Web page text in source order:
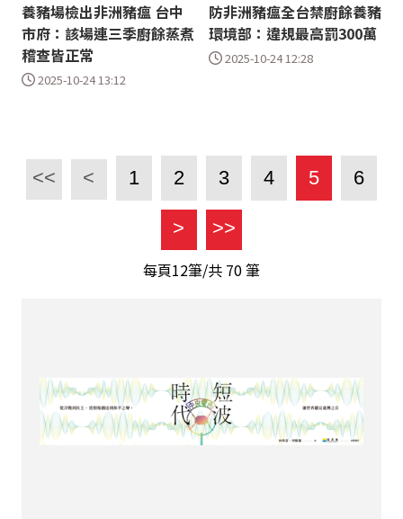
養豬場檢出非洲豬瘟 台中
市府：該場連三季廚餘蒸煮
稽查皆正常
2025-10-24 13:12
防非洲豬瘟全台禁廚餘養豬
環境部：違規最高罰300萬
2025-10-24 12:28
<< < 1 2 3 4 5 6
> >>
每頁12筆/共 70筆